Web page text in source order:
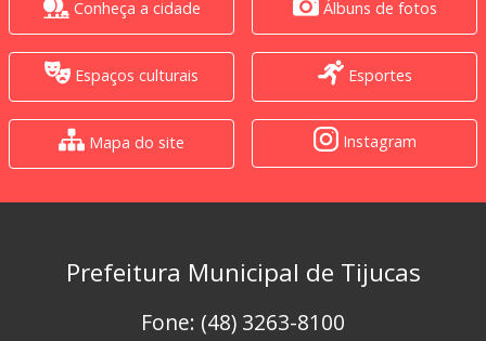
Conheça a cidade Álbuns de fotos
Espaços culturais Esportes
Mapa do site Instagram
Prefeitura Municipal de Tijucas
Fone: (48) 3263-8100